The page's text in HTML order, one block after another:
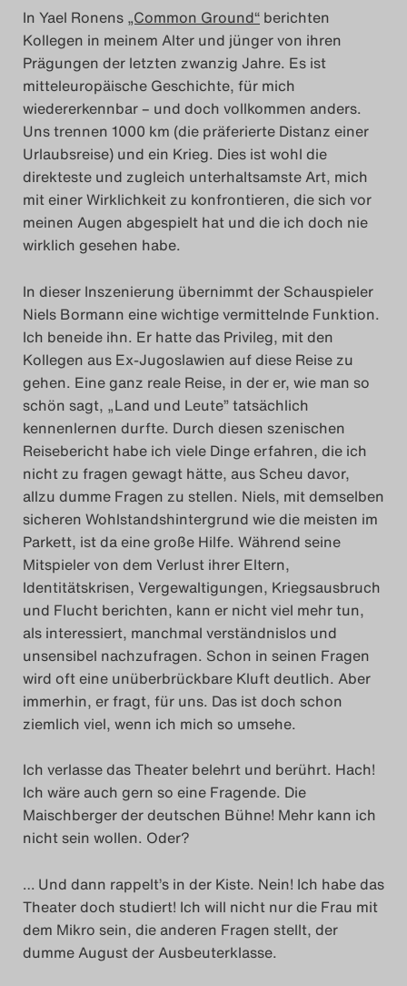
In Yael Ronens „Common Ground“ berichten
Kollegen in meinem Alter und jünger von ihren
Prägungen der letzten zwanzig Jahre. Es ist
mitteleuropäische Geschichte, für mich
wiedererkennbar – und doch vollkommen anders.
Uns trennen 1000 km (die präferierte Distanz einer
Urlaubsreise) und ein Krieg. Dies ist wohl die
direkteste und zugleich unterhaltsamste Art, mich
mit einer Wirklichkeit zu konfrontieren, die sich vor
meinen Augen abgespielt hat und die ich doch nie
wirklich gesehen habe.
In dieser Inszenierung übernimmt der Schauspieler
Niels Bormann eine wichtige vermittelnde Funktion.
Ich beneide ihn. Er hatte das Privileg, mit den
Kollegen aus Ex-Jugoslawien auf diese Reise zu
gehen. Eine ganz reale Reise, in der er, wie man so
schön sagt, „Land und Leute” tatsächlich
kennenlernen durfte. Durch diesen szenischen
Reisebericht habe ich viele Dinge erfahren, die ich
nicht zu fragen gewagt hätte, aus Scheu davor,
allzu dumme Fragen zu stellen. Niels, mit demselben
sicheren Wohlstandshintergrund wie die meisten im
Parkett, ist da eine große Hilfe. Während seine
Mitspieler von dem Verlust ihrer Eltern,
Identitätskrisen, Vergewaltigungen, Kriegsausbruch
und Flucht berichten, kann er nicht viel mehr tun,
als interessiert, manchmal verständnislos und
unsensibel nachzufragen. Schon in seinen Fragen
wird oft eine unüberbrückbare Kluft deutlich. Aber
immerhin, er fragt, für uns. Das ist doch schon
ziemlich viel, wenn ich mich so umsehe.
Ich verlasse das Theater belehrt und berührt. Hach!
Ich wäre auch gern so eine Fragende. Die
Maischberger der deutschen Bühne! Mehr kann ich
nicht sein wollen. Oder?
… Und dann rappelt’s in der Kiste. Nein! Ich habe das
Theater doch studiert! Ich will nicht nur die Frau mit
dem Mikro sein, die anderen Fragen stellt, der
dumme August der Ausbeuterklasse.